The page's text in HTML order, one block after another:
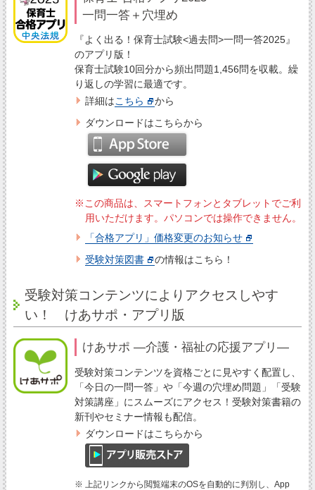
一問一答＋穴埋め
『よく出る！保育士試験<過去問>一問一答2025』
のアプリ版！
保育士試験10回分から頻出問題1,456問を収載。繰
り返しの学習に最適です。
詳細はこちら
から
ダウンロードはこちらから
※この商品は、スマートフォンとタブレットでご利
用いただけます。パソコンでは操作できません。
「合格アプリ」価格変更のお知らせ
受験対策図書
の情報はこちら！
受験対策コンテンツによりアクセスしやす
い！ けあサポ・アプリ版
けあサポ ―介護・福祉の応援アプリ―
受験対策コンテンツを資格ごとに見やすく配置し、
「今日の一問一答」や「今週の穴埋め問題」「受験
対策講座」にスムーズにアクセス！受験対策書籍の
新刊やセミナー情報も配信。
ダウンロードはこちらから
※ 上記リンクから閲覧端末のOSを自動的に判別し、App